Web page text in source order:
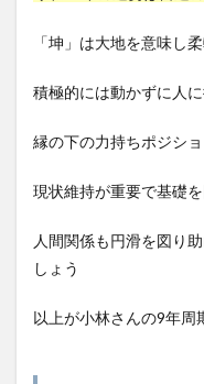
「坤」は大地を意味し
積極的には動かずに人
縁の下の力持ちポジシ
現状維持が重要で基礎
人間関係も円滑を図り
しょう
以上が小林さんの9年周